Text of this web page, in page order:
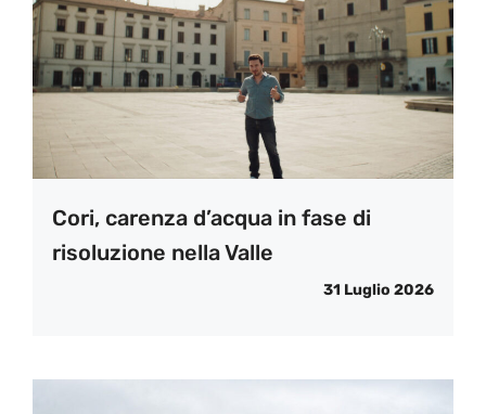
Cori, carenza d’acqua in fase di
risoluzione nella Valle
31 Luglio 2026